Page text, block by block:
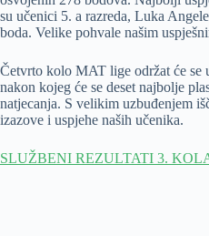
su učenici 5. a razreda, Luka
boda. Velike pohvale našim
Četvrto kolo MAT lige održat će se
nakon kojeg će se deset najbolje
natjecanja. S velikim uzbuđenjem
izazove i uspjehe naših učenika.
SLUŽBENI REZULTATI 3.